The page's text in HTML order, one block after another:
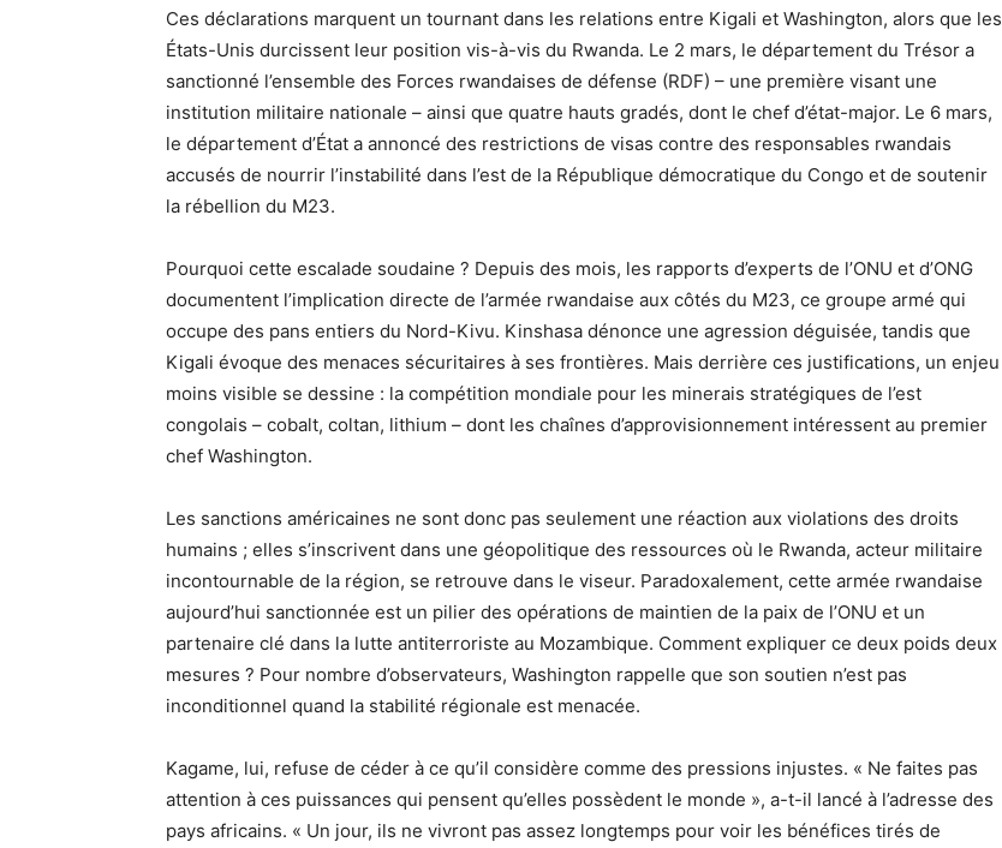
Ces déclarations marquent un tournant dans les relations entre Kigali et Washington, alors que les
États-Unis durcissent leur position vis-à-vis du Rwanda. Le 2 mars, le département du Trésor a
sanctionné l’ensemble des Forces rwandaises de défense (RDF) – une première visant une
institution militaire nationale – ainsi que quatre hauts gradés, dont le chef d’état-major. Le 6 mars,
le département d’État a annoncé des restrictions de visas contre des responsables rwandais
accusés de nourrir l’instabilité dans l’est de la République démocratique du Congo et de soutenir
la rébellion du M23.
Pourquoi cette escalade soudaine ? Depuis des mois, les rapports d’experts de l’ONU et d’ONG
documentent l’implication directe de l’armée rwandaise aux côtés du M23, ce groupe armé qui
occupe des pans entiers du Nord-Kivu. Kinshasa dénonce une agression déguisée, tandis que
Kigali évoque des menaces sécuritaires à ses frontières. Mais derrière ces justifications, un enjeu
moins visible se dessine : la compétition mondiale pour les minerais stratégiques de l’est
congolais – cobalt, coltan, lithium – dont les chaînes d’approvisionnement intéressent au premier
chef Washington.
Les sanctions américaines ne sont donc pas seulement une réaction aux violations des droits
humains ; elles s’inscrivent dans une géopolitique des ressources où le Rwanda, acteur militaire
incontournable de la région, se retrouve dans le viseur. Paradoxalement, cette armée rwandaise
aujourd’hui sanctionnée est un pilier des opérations de maintien de la paix de l’ONU et un
partenaire clé dans la lutte antiterroriste au Mozambique. Comment expliquer ce deux poids deux
mesures ? Pour nombre d’observateurs, Washington rappelle que son soutien n’est pas
inconditionnel quand la stabilité régionale est menacée.
Kagame, lui, refuse de céder à ce qu’il considère comme des pressions injustes. « Ne faites pas
attention à ces puissances qui pensent qu’elles possèdent le monde », a-t-il lancé à l’adresse des
pays africains. « Un jour, ils ne vivront pas assez longtemps pour voir les bénéfices tirés de